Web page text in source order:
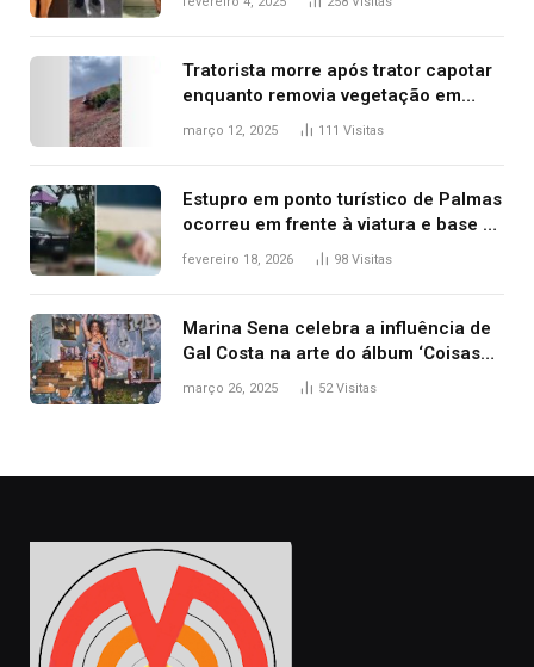
Tratorista morre após trator capotar
enquanto removia vegetação em
ribanceira de rodovia
março 12, 2025 111 Visitas
Estupro em ponto turístico de Palmas
ocorreu em frente à viatura e base de
segurança; polícia investiga
fevereiro 18, 2026 98 Visitas
Marina Sena celebra a influência de
Gal Costa na arte do álbum ‘Coisas
naturais’
março 26, 2025 52Visitas